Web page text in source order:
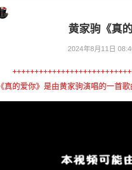
黄家驹《真
2024年8月11日
《真的爱你》是由黄家驹演唱的一首